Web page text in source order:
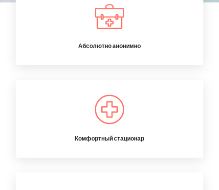
Абсолютно анонимно
Комфортный стационар